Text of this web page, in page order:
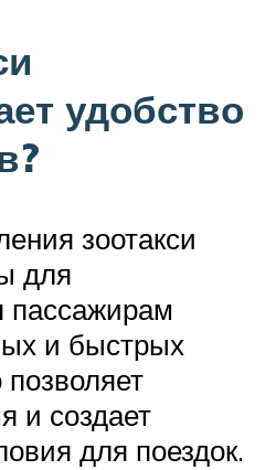
удобство
зоотакси
для
пассажирам
и быстрых
и создает
для поездок.